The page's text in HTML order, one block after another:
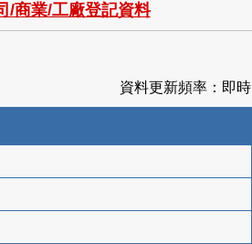
/商業/工廠登記資料
資料更新頻率：即時